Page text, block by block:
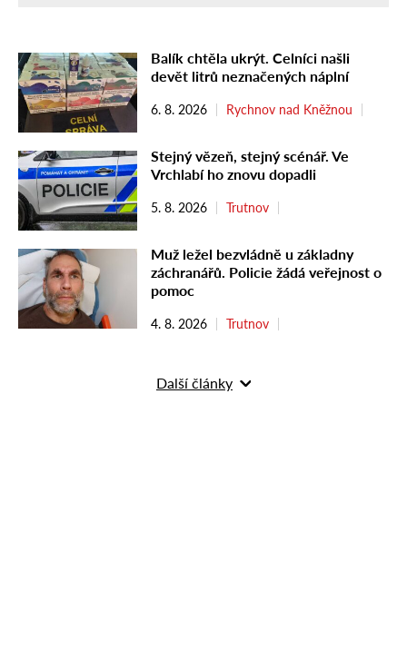
Balík chtěla ukrýt. Celníci našli
devět litrů neznačených náplní
6. 8. 2026 Rychnov nad Kněžnou
Stejný vězeň, stejný scénář. Ve
Vrchlabí ho znovu dopadli
5. 8. 2026 Trutnov
Muž ležel bezvládně u základny
záchranářů. Policie žádá veřejnost o
pomoc
4. 8. 2026 Trutnov
Další články